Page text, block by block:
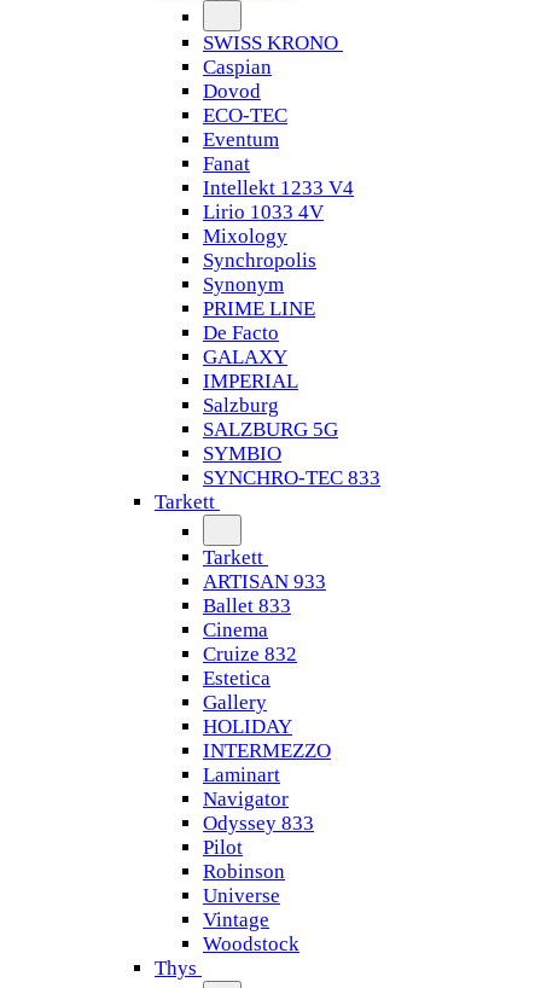
SWISS KRONO
Caspian
Dovod
ECO-TEC
Eventum
Fanat
Intellekt 1233 V4
Lirio 1033 4V
Mixology
Synchropolis
Synonym
PRIME LINE
De Facto
GALAXY
IMPERIAL
Salzburg
SALZBURG 5G
SYMBIO
SYNCHRO-TEC 833
Tarkett
Tarkett
ARTISAN 933
Ballet 833
Cinema
Cruize 832
Estetica
Gallery
HOLIDAY
INTERMEZZO
Laminart
Navigator
Odyssey 833
Pilot
Robinson
Universe
Vintage
Woodstock
Thys